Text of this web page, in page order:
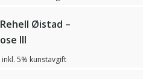
Øistad –
lll
inkl. 5% kunstavgift